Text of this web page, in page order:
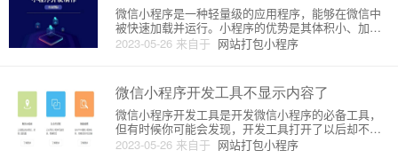
2023-05-26 来自于 网站打包小程序
微信小程序是一种轻量级的应用程序，能够在微信中
被快速加载并运行。小程序的优势是其体积小、加载
快、易于分享和使用。所以，微信小程序的开发工具
及其技术介绍非常重要。开发工具：微信开发者工具
开发者工具。它是一款集开发
微信小程序开发工具不显示内容了
2023-05-26 来自于 网站打包小程序
微信小程序开发工具是开发微信小程序的必备工具，
但有时候你可能会发现，开发工具打开了以后却不显
示内容了。那么这是什么原因导致的呢？下面我将从
原理和详细介绍方面来给大家解答。一、原理微信小